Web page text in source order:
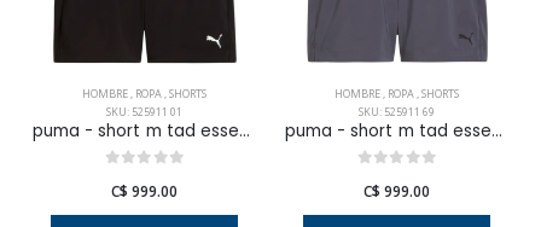
HOMBRE, ROPA,SHORTS
SKU: 525911 01
puma - short m tad essentials 5 woven para hombre
C$ 999.00
HOMBRE, ROPA,SHORTS
SKU: 525911 69
puma - short m tad essentials 5 woven para hombre
C$ 999.00